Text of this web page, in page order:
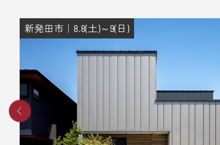
新発田市｜8.8(土)～9(日)